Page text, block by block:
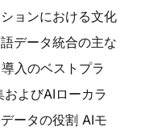
ョンにおける文化
データ統合の主な
入のベストプラ
よびAIローカラ
ータの役割 AIモ